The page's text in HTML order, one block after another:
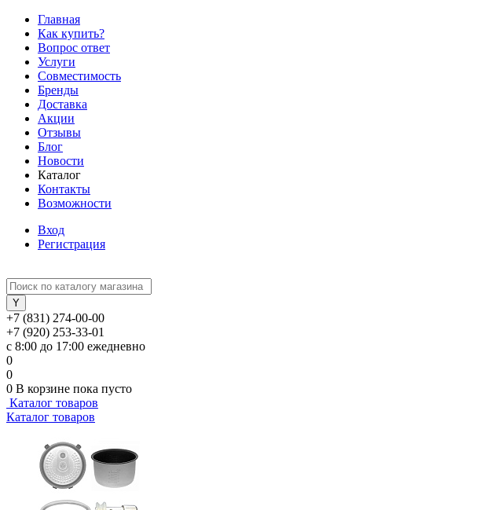
Главная
Как купить?
Вопрос ответ
Услуги
Совместимость
Бренды
Доставка
Акции
Отзывы
Блог
Новости
Каталог
Контакты
Возможности
Вход
Регистрация
+7 (831) 274-00-00
+7 (920) 253-33-01
с 8:00 до 17:00 ежедневно
0
0
0 В корзине пока пусто
Каталог товаров
Каталог товаров